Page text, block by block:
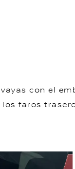
con el
faros